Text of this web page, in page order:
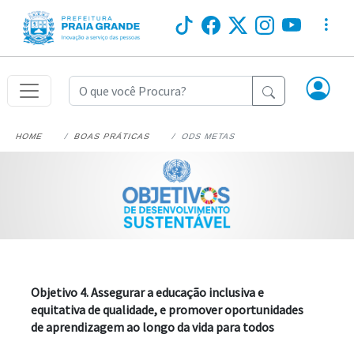
HOME BOAS PRÁTICAS ODS METAS
Objetivo 4. Assegurar a educação inclusiva e
equitativa de qualidade, e promover oportunidades
de aprendizagem ao longo da vida para todos